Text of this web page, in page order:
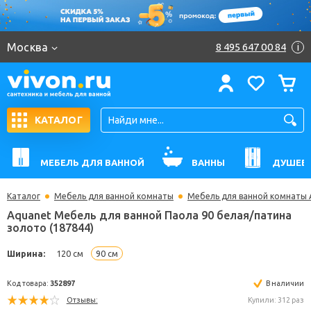
Москва 8 495 647 00 84 i
КАТАЛОГ
МЕБЕЛЬ ДЛЯ ВАННОЙ ВАННЫ
Каталог Мебель для ванной комнаты Мебель для ванной комнаты
золото (187844)
Ширина: 120 см